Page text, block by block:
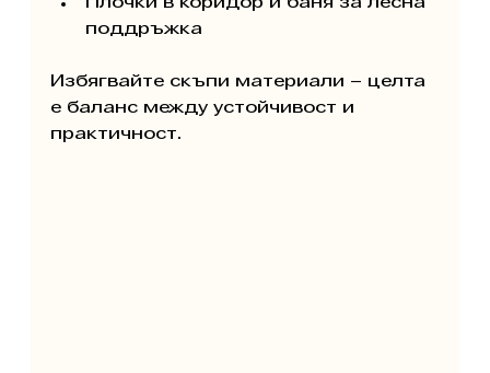
поддръжка
Избягвайте скъпи материали – целта
е баланс между устойчивост и
практичност.